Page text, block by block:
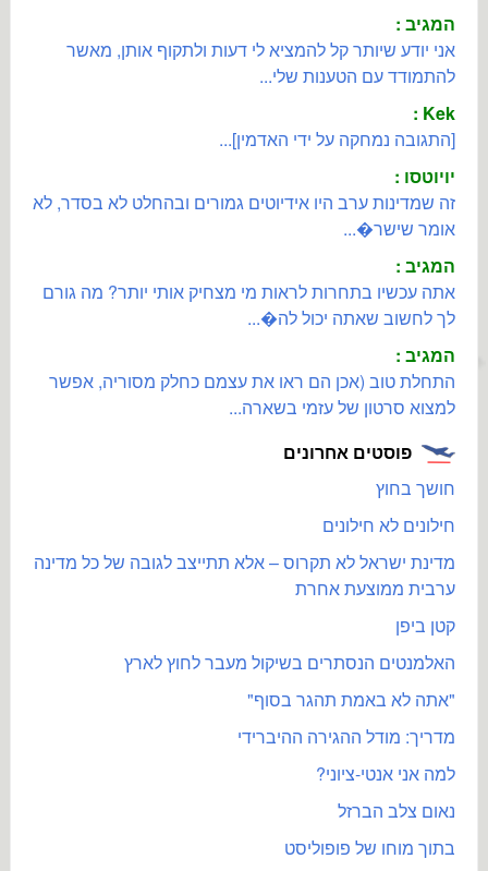
המגיב :
אני יודע שיותר קל להמציא לי דעות ולתקוף אותן, מאשר
להתמודד עם הטענות שלי...
Kek :
[התגובה נמחקה על ידי האדמין]...
יויוטסו :
זה שמדינות ערב היו אידיוטים גמורים ובהחלט לא בסדר, לא
אומר שישר�...
המגיב :
אתה עכשיו בתחרות לראות מי מצחיק אותי יותר? מה גורם
לך לחשוב שאתה יכול לה�...
המגיב :
התחלת טוב (אכן הם ראו את עצמם כחלק מסוריה, אפשר
למצוא סרטון של עזמי בשארה...
פוסטים אחרונים
חושך בחוץ
חילונים לא חילונים
מדינת ישראל לא תקרוס – אלא תתייצב לגובה של כל מדינה
ערבית ממוצעת אחרת
קטן ביפן
האלמנטים הנסתרים בשיקול מעבר לחוץ לארץ
"אתה לא באמת תהגר בסוף"
מדריך: מודל ההגירה ההיברידי
למה אני אנטי-ציוני?
נאום צלב הברזל
בתוך מוחו של פופוליסט